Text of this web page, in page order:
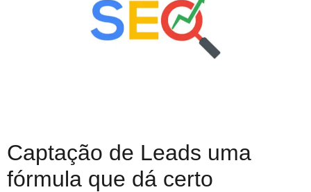
Captação de Leads uma
fórmula que dá certo